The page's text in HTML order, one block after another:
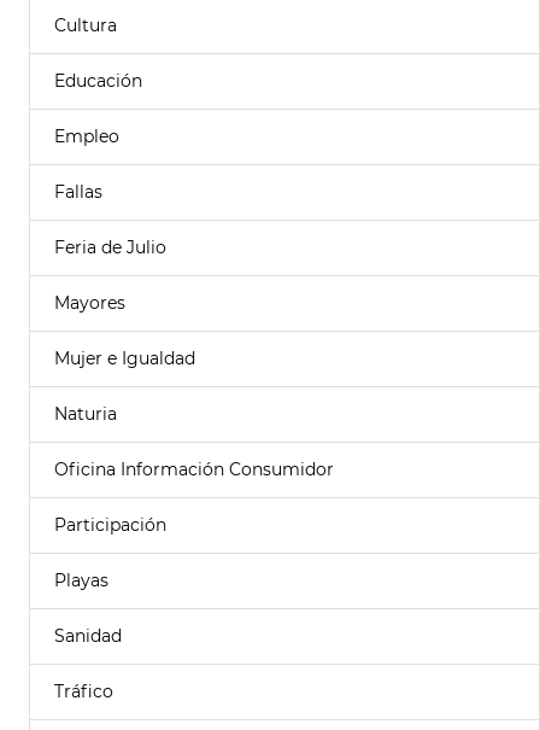
Cultura
Educación
Empleo
Fallas
Feria de Julio
Mayores
Mujer e Igualdad
Naturia
Oficina Información Consumidor
Participación
Playas
Sanidad
Tráfico